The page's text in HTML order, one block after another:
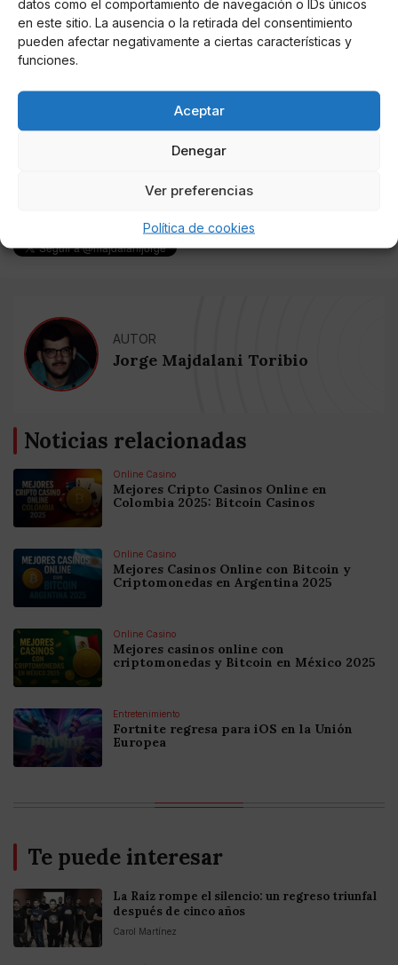
datos como el comportamiento de navegación o IDs únicos
en este sitio. La ausencia o la retirada del consentimiento
pueden afectar negativamente a ciertas características y
funciones.
Aceptar
Denegar
Ver preferencias
Política de cookies
Un disco para sentir a flor de piel… y sin duda otro
sobresaliente para su currículum.
AUTOR
Jorge Majdalani Toribio
Noticias relacionadas
Online Casino
Mejores Cripto Casinos Online en
Colombia 2025: Bitcoin Casinos
Online Casino
Mejores Casinos Online con Bitcoin y
Criptomonedas en Argentina 2025
Online Casino
Mejores casinos online con
criptomonedas y Bitcoin en México 2025
Entretenimiento
Fortnite regresa para iOS en la Unión
Europea
Te puede interesar
La Raíz rompe el silencio: un regreso triunfal
después de cinco años
Carol Martínez